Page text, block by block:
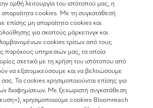
Miele Professional
ορθή λειτουργία του ιστότοπού μας, η
απαραίτητα cookies. Με τη συγκατάθεσή
επίσης μη απαραίτητα cookies και
για σκοπούς μάρκετινγκ και
cookies τρίτων από τους
παρόχους υπηρεσιών μας, τα οποία
σχετικά με τη χρήση του ιστότοπου από
να εξατομικεύσουμε και να βελτιώσουμε
Τα cookies χρησιμοποιούνται επίσης για
διαφημίσεων. Με ξεχωριστή συγκατάθεση
χρησιμοποιούμε cookies Bloomreach